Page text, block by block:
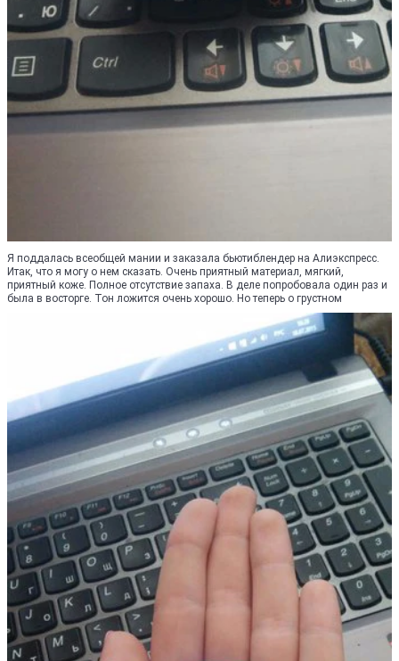
Я поддалась всеобщей мании и заказала бьютиблендер на Алиэкспресс.
Итак, что я могу о нем сказать. Очень приятный материал, мягкий,
приятный коже. Полное отсутствие запаха. В деле попробовала один раз и
была в восторге. Тон ложится очень хорошо. Но теперь о грустном